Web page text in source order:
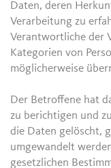
Daten, deren
Verarbeitung zu
Verantwortliche der
Kategorien von
möglicherweise
Der Betroffene hat
zu berichtigen und
die Daten gelöscht,
umgewandelt
gesetzlichen